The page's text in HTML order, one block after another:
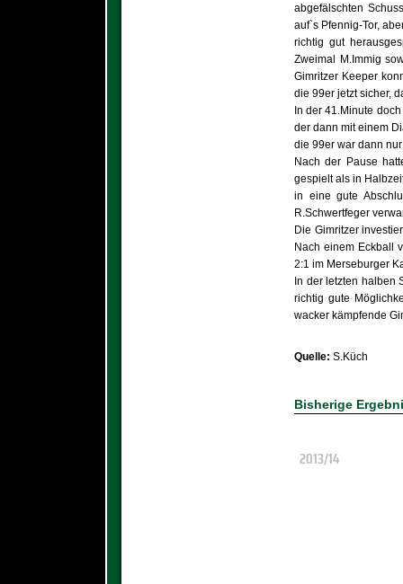
abgefälschten
auf`s Pfennig-Tor,
richtig gut
Zweimal M.Immig
Gimritzer Keeper
die 99er jetzt sicher,
In der 41.Minute
der dann mit einem
die 99er war dann
Nach der Pause
gespielt als in
in eine gute
R.Schwertfeger
Die Gimritzer
Nach einem Eckball
2:1 im Merseburger
In der letzten halben
richtig gute
wacker kämpfende
Quelle: S.Küch
Bisherige
2013/14